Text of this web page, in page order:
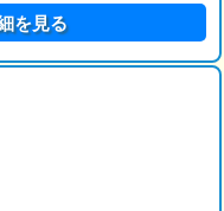
を見る